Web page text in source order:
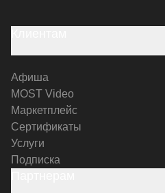
Афиша
MOST Video
Маркетплейс
Сертификаты
Услуги
Подписка